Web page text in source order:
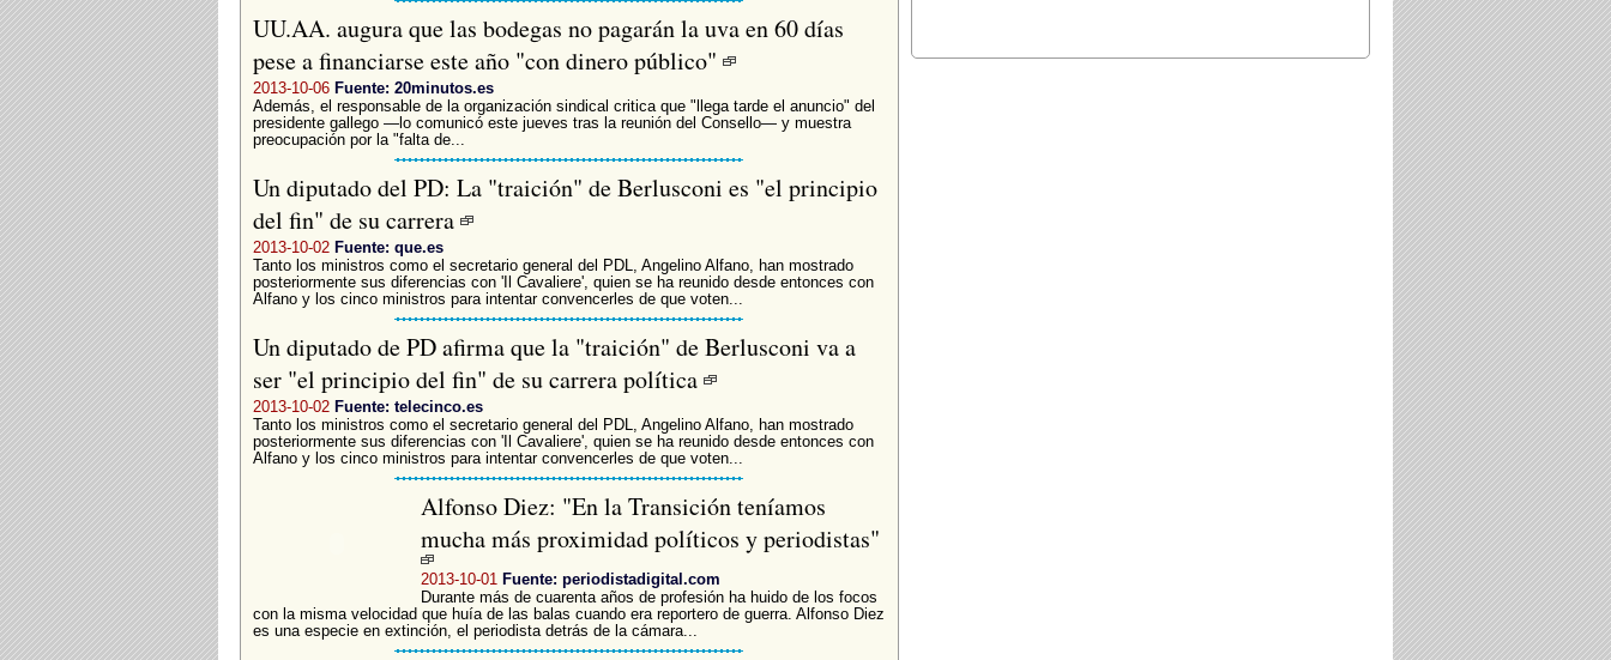
UU.AA. augura que las bodegas no pagarán la uva en 60 días
pese a financiarse este año "con dinero público"
2013-10-06 Fuente: 20minutos.es
Además, el responsable de la organización sindical critica que "llega tarde el anuncio" del
presidente gallego —lo comunicó este jueves tras la reunión del Consello— y muestra
preocupación por la "falta de...
Un diputado del PD: La "traición" de Berlusconi es "el principio
del fin" de su carrera
2013-10-02 Fuente: que.es
Tanto los ministros como el secretario general del PDL, Angelino Alfano, han mostrado
posteriormente sus diferencias con 'Il Cavaliere', quien se ha reunido desde entonces con
Alfano y los cinco ministros para intentar convencerles de que voten...
Un diputado de PD afirma que la "traición" de Berlusconi va a
ser "el principio del fin" de su carrera política
2013-10-02 Fuente: telecinco.es
Tanto los ministros como el secretario general del PDL, Angelino Alfano, han mostrado
posteriormente sus diferencias con 'Il Cavaliere', quien se ha reunido desde entonces con
Alfano y los cinco ministros para intentar convencerles de que voten...
Alfonso Diez: "En la Transición teníamos
mucha más proximidad políticos y periodistas"
2013-10-01 Fuente: periodistadigital.com
Durante más de cuarenta años de profesión ha huido de los focos
con la misma velocidad que huía de las balas cuando era reportero de guerra. Alfonso Diez
es una especie en extinción, el periodista detrás de la cámara...